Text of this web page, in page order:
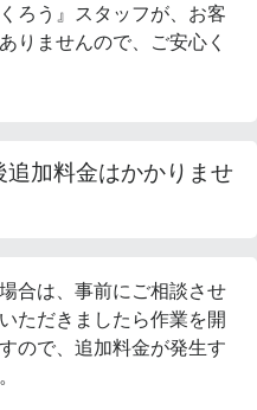
ろう』スタッフが、お客
りませんので、ご安心く
加料金はかかりませ
合は、事前にご相談させ
ただきましたら作業を開
ので、追加料金が発生す